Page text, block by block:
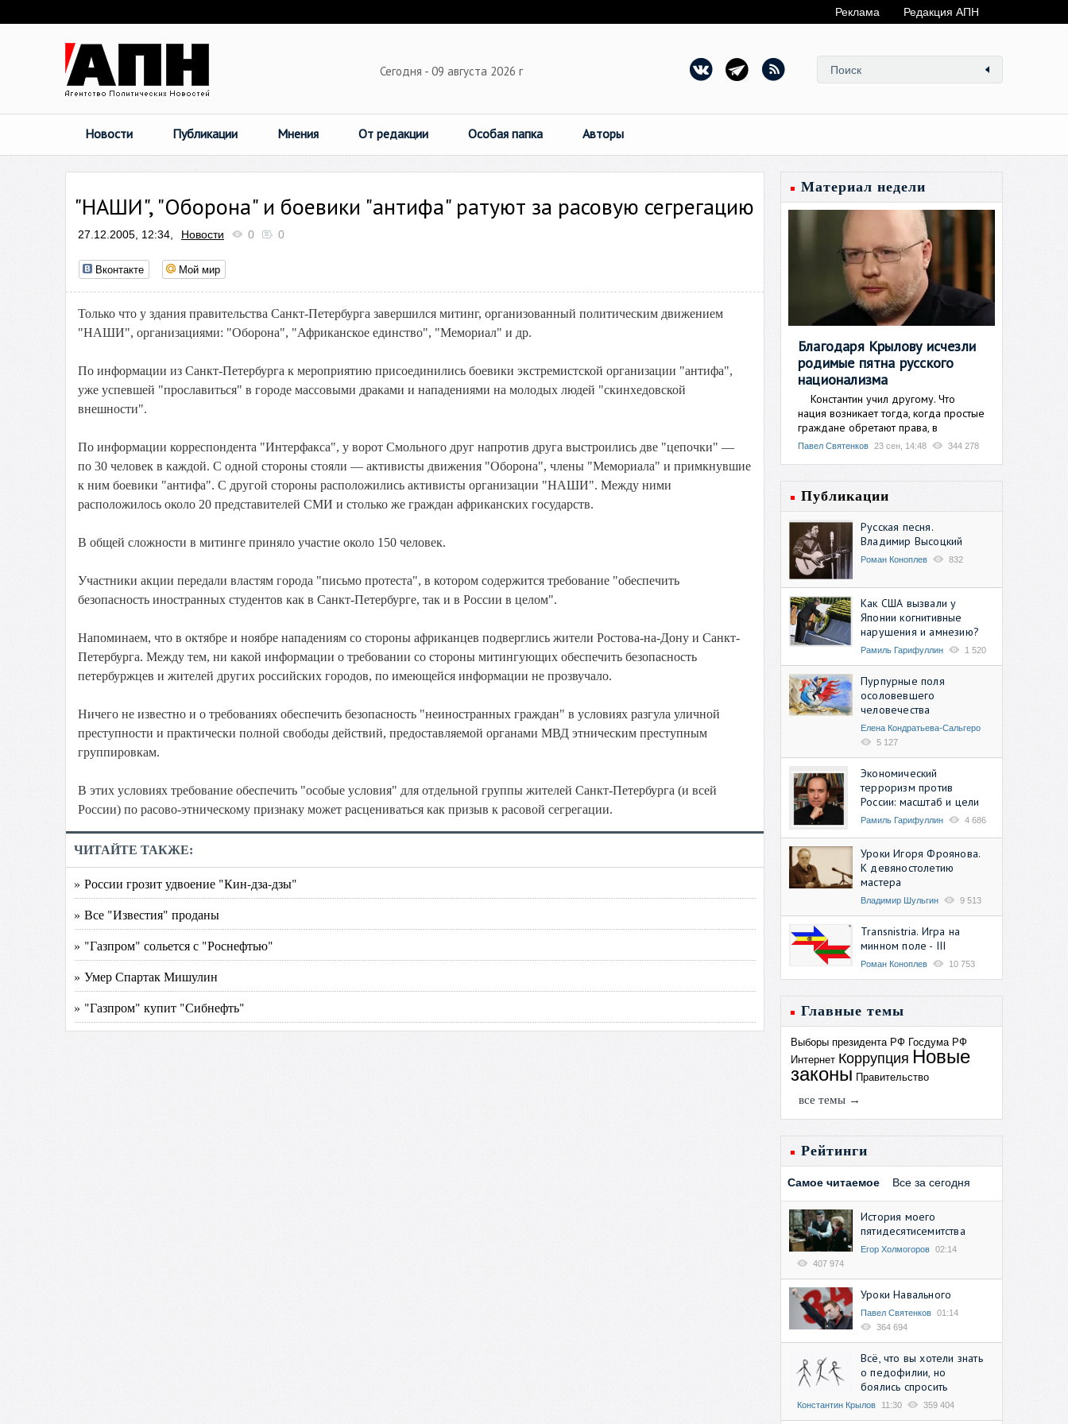
Реклама Редакция АПН
Сегодня - 09 августа 2026 г
Новости Публикации Мнения От редакции Особая папка Авторы
"НАШИ", "Оборона" и боевики "антифа" ратуют за расовую сегрегацию
27.12.2005, 12:34, Новости 0 0
Вконтакте Мой мир
Только что у здания правительства Санкт-Петербурга завершился митинг, организованный политическим движением
"НАШИ", организациями: "Оборона", "Африканское единство", "Мемориал" и др.
По информации из Санкт-Петербурга к мероприятию присоединились боевики экстремистской организации "антифа",
уже успевшей "прославиться" в городе массовыми драками и нападениями на молодых людей "скинхедовской
внешности".
По информации корреспондента "Интерфакса", у ворот Смольного друг напротив друга выстроились две "цепочки" —
по 30 человек в каждой. С одной стороны стояли — активисты движения "Оборона", члены "Мемориала" и примкнувшие
к ним боевики "антифа". С другой стороны расположились активисты организации "НАШИ". Между ними
расположилось около 20 представителей СМИ и столько же граждан африканских государств.
В общей сложности в митинге приняло участие около 150 человек.
Участники акции передали властям города "письмо протеста", в котором содержится требование "обеспечить
безопасность иностранных студентов как в Санкт-Петербурге, так и в России в целом".
Напоминаем, что в октябре и ноябре нападениям со стороны африканцев подверглись жители Ростова-на-Дону и Санкт-
Петербурга. Между тем, ни какой информации о требовании со стороны митингующих обеспечить безопасность
петербуржцев и жителей других российских городов, по имеющейся информации не прозвучало.
Ничего не известно и о требованиях обеспечить безопасность "неиностранных граждан" в условиях разгула уличной
преступности и практически полной свободы действий, предоставляемой органами МВД этническим преступным
группировкам.
В этих условиях требование обеспечить "особые условия" для отдельной группы жителей Санкт-Петербурга (и всей
России) по расово-этническому признаку может расцениваться как призыв к расовой сегрегации.
ЧИТАЙТЕ ТАКЖЕ:
» России грозит удвоение "Кин-дза-дзы"
» Все "Известия" проданы
» "Газпром" сольется с "Роснефтью"
» Умер Спартак Мишулин
» "Газпром" купит "Сибнефть"
Материал недели
Благодаря Крылову исчезли
родимые пятна русского
национализма
Константин учил другому. Что
нация возникает тогда, когда простые
граждане обретают права, в
Павел Святенков 23 сен, 14:48 344 278
Публикации
Русская песня.
Владимир Высоцкий
Роман Коноплев 832
Как США вызвали у
Японии когнитивные
нарушения и амнезию?
Рамиль Гарифуллин 1 520
Пурпурные поля
осоловевшего
человечества
Елена Кондратьева-Сальгеро
5 127
Экономический
терроризм против
России: масштаб и цели
Рамиль Гарифуллин 4 686
Уроки Игоря Фроянова.
К девяностолетию
мастера
Владимир Шульгин 9 513
Transnistria. Игра на
минном поле - III
Роман Коноплев 10 753
Главные темы
Выборы президента РФ Госдума РФ
Интернет Коррупция Новые
законы Правительство
все темы →
Рейтинги
Самое читаемое Все за сегодня
История моего
пятидесятисемитства
Егор Холмогоров 02:14
407 974
Уроки Навального
Павел Святенков 01:14
364 694
Всё, что вы хотели знать
о педофилии, но
боялись спросить
Константин Крылов 11:30 359 404